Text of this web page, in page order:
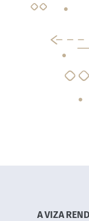
A VIZA